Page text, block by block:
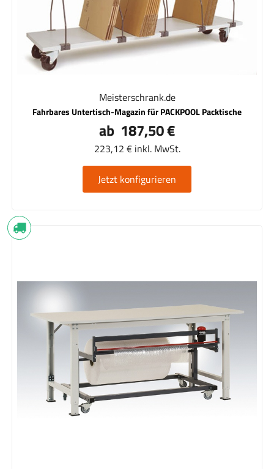
Meisterschrank.de
Fahrbares Untertisch-Magazin für PACKPOOL Packtische
ab 187,50 €
223,12 € inkl. MwSt.
Jetzt konfigurieren